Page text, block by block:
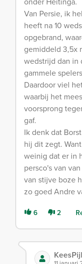
Van Persie, ik
heeft na 10
opgebrand,
gemiddeld 3,5x
wedstrijd dan in
gammele
Daardoor viel
waarbij het
voorsprong
gaf.
Ik denk dat
hij dit zegt.
weinig dat er in
persco's van
van stijve boze
zo goed Andre
6 2
KeesPijl